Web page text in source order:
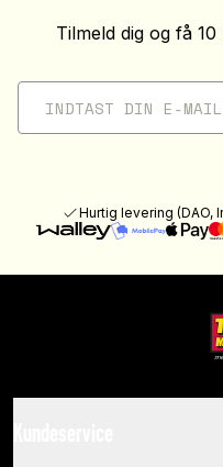
Tilmeld dig og få
Hurtig levering (DAO,